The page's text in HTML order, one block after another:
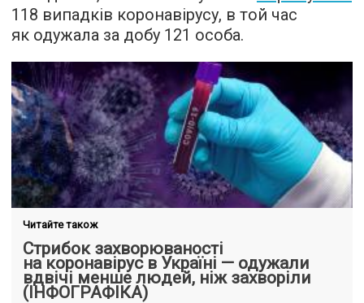
118 випадків коронавірусу, в той час
як одужала за добу 121 особа.
Читайте також
Стрибок захворюваності
на коронавірус в Україні — одужали
вдвічі менше людей, ніж захворіли
(ІНФОГРАФІКА)